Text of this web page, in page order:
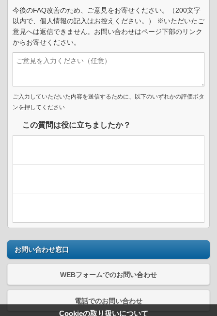
Cookieの取り扱いについて
今後のFAQ改善のため、ご意見をお寄せください。（200文字
以内で、個人情報の記入はお控えください。） ※いただいたご
意見へは返信できません。お問い合わせはページ下部のリンク
からお寄せください。
ご入力していただいた内容を送信するために、以下のいずれかの評価ボタ
ンを押してください
この質問は役に立ちましたか？
お問い合わせ窓口
WEBフォームでのお問い合わせ
電話でのお問い合わせ